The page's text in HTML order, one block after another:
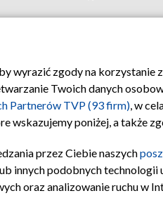
TVP Polityka
wyrazić zgody na
Twoich danych
Partnerów TVP (93 firm), w
wskazujemy poniżej, a także
przez Ciebie naszych
innych podobnych technologii
oraz analizowanie ruchu w